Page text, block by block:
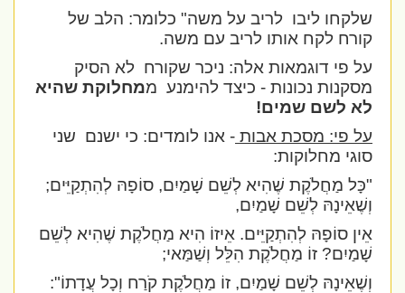
שלקחו ליבו לריב על משה" כלומר: הלב של
קורח לקח אותו לריב עם משה.
על פי דוגמאות אלה: ניכר שקורח לא הסיק
מסקנות נכונות - כיצד להימנע מ מחלוקת שהיא
לא לשם שמים!
על פי: מסכת אבות- אנו לומדים: כי ישנם שני
סוגי מחלוקות:
"כָּל מַחֲלֹקֶת שֶׁהִיא לְשֵׁם שָׁמַיִם, סוֹפָהּ לְהִתְקַיֵּים;
ְשֶׁאֵינָהּ לְשֵׁם שָׁמַיִם,
אֵין סוֹפָהּ לְהִתְקַיֵּים. אֵיזוֹ הִיא מַחֲלֹקֶת שֶׁהִיא לְשֵׁם
שָׁמַיִם? זוֹ מַחֲלֹקֶת הִלֵּל וְשַׁמַּאי;
וְשֶׁאֵינָהּ לְשֵׁם שָׁמַיִם, זוֹ מַחֲלֹקֶת קֹרַח וְכָל עֲדָתוֹ":